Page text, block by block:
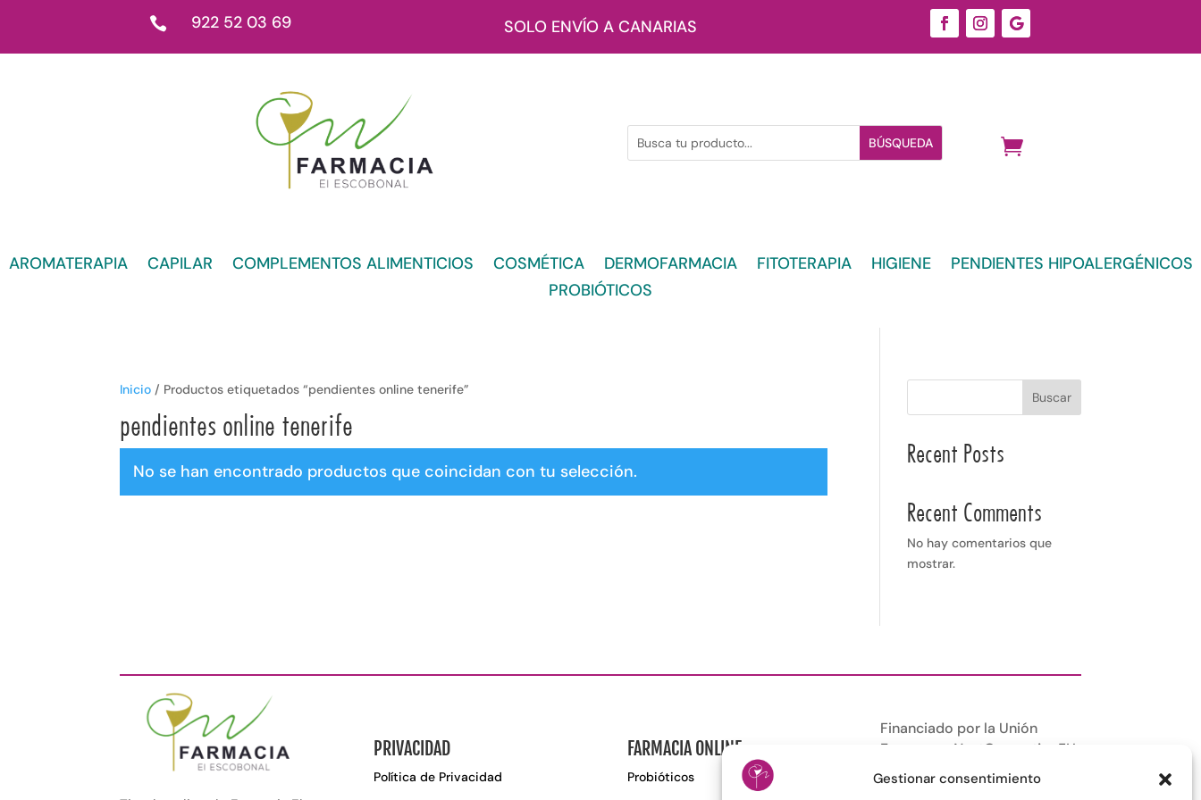
Gestionar consentimiento
 922 52 03 69 SOLO ENVÍO A CANARIAS
AROMATERAPIA CAPILAR COMPLEMENTOS ALIMENTICIOS COSMÉTICA DERMOFARMACIA FITOTERAPIA HIGIENE
PENDIENTES HIPOALERGÉNICOS
PROBIÓTICOS
Inicio / Productos etiquetados “pendientes online tenerife”
pendientes online tenerife
No se han encontrado productos que coincidan con tu selección.
Buscar
Recent Posts
Recent Comments
No hay comentarios que
mostrar.
PRIVACIDAD
Política de Privacidad
FARMACIA ONLINE
Probióticos
Financiado por la Unión
Europea – NextGenerationEU